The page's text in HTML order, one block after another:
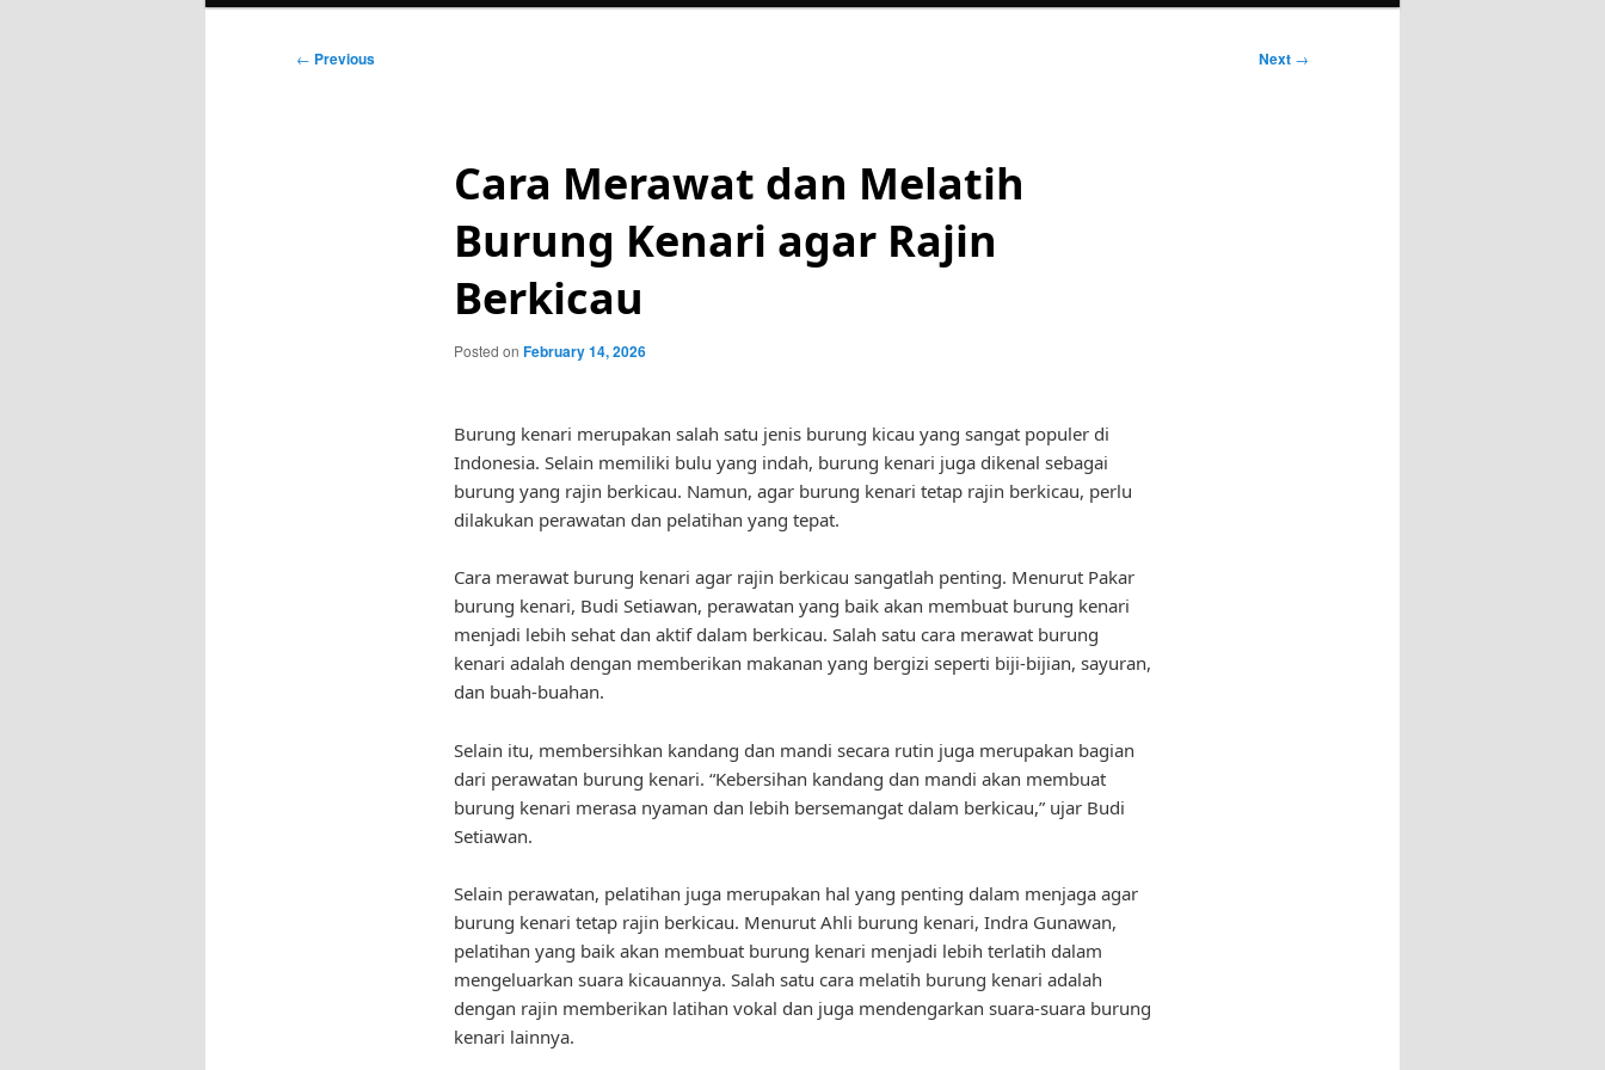
Post
← Previous Next →
Cara Merawat dan Melatih
Burung Kenari agar Rajin
Berkicau
Posted on February 14, 2026
Burung kenari merupakan salah satu jenis burung kicau yang sangat populer di
Indonesia. Selain memiliki bulu yang indah, burung kenari juga dikenal sebagai
burung yang rajin berkicau. Namun, agar burung kenari tetap rajin berkicau, perlu
dilakukan perawatan dan pelatihan yang tepat.
Cara merawat burung kenari agar rajin berkicau sangatlah penting. Menurut Pakar
burung kenari, Budi Setiawan, perawatan yang baik akan membuat burung kenari
menjadi lebih sehat dan aktif dalam berkicau. Salah satu cara merawat burung
kenari adalah dengan memberikan makanan yang bergizi seperti biji-bijian, sayuran,
dan buah-buahan.
Selain itu, membersihkan kandang dan mandi secara rutin juga merupakan bagian
dari perawatan burung kenari. “Kebersihan kandang dan mandi akan membuat
burung kenari merasa nyaman dan lebih bersemangat dalam berkicau,” ujar Budi
Setiawan.
Selain perawatan, pelatihan juga merupakan hal yang penting dalam menjaga agar
burung kenari tetap rajin berkicau. Menurut Ahli burung kenari, Indra Gunawan,
pelatihan yang baik akan membuat burung kenari menjadi lebih terlatih dalam
mengeluarkan suara kicauannya. Salah satu cara melatih burung kenari adalah
dengan rajin memberikan latihan vokal dan juga mendengarkan suara-suara burung
kenari lainnya.